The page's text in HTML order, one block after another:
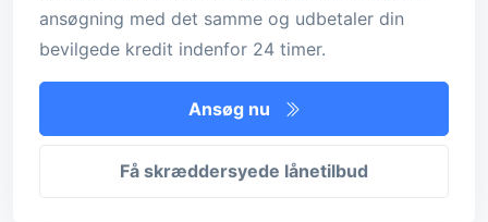
ansøgning med det samme og udbetaler din
bevilgede kredit indenfor 24 timer.
Ansøg nu
Få skræddersyede lånetilbud